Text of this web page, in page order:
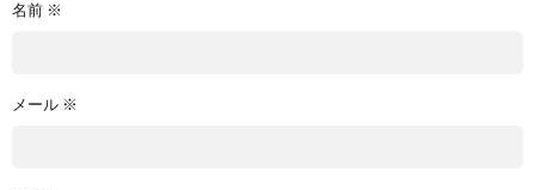
名前 ※
メール ※